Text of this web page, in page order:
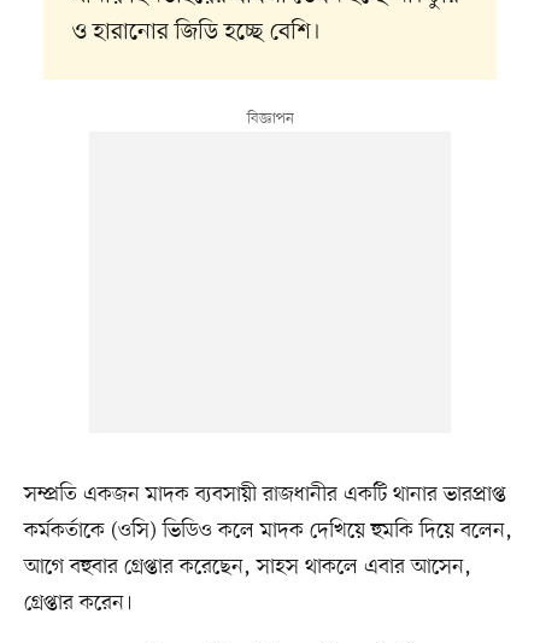
ও হারানোর জিডি হচ্ছে বেশি।
সম্প্রতি একজন মাদক ব্যবসায়ী রাজধানীর একটি থানার ভারপ্রাপ্ত
কর্মকর্তাকে (ওসি) ভিডিও কলে মাদক দেখিয়ে হুমকি দিয়ে বলেন,
আগে বহুবার গ্রেপ্তার করেছেন, সাহস থাকলে এবার আসেন,
গ্রেপ্তার করেন।